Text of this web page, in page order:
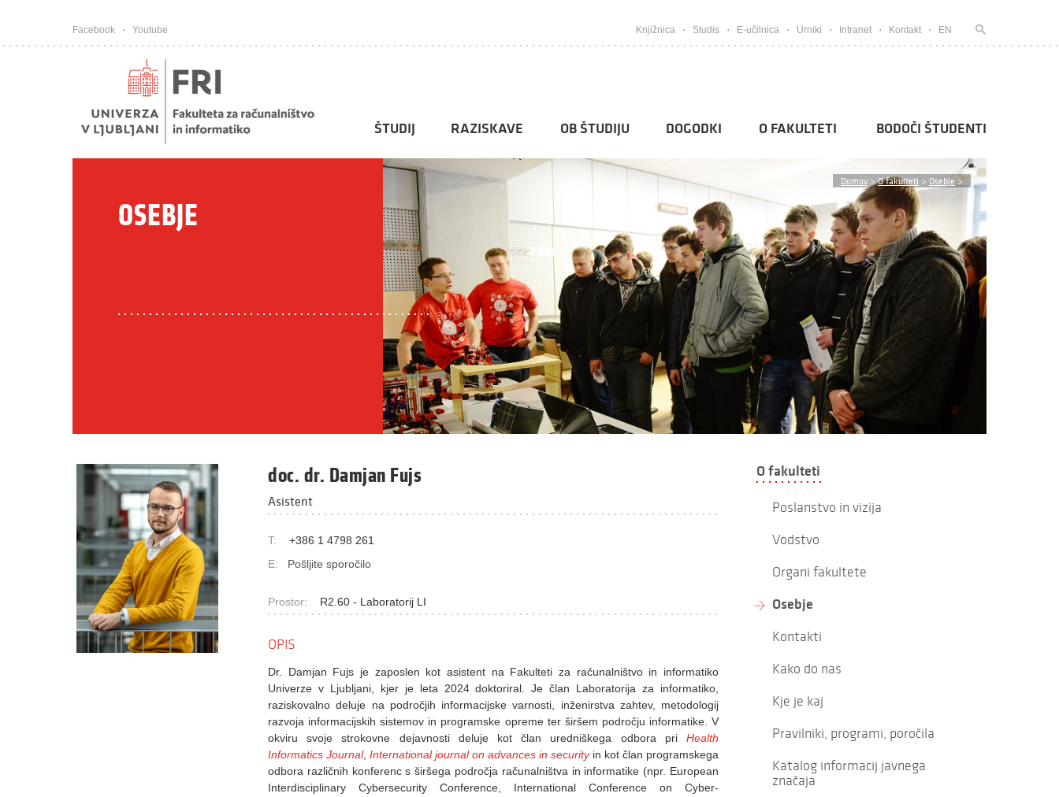
Facebook Youtube Knjižnica Studis E-učilnica Urniki Intranet Kontakt EN
ŠTUDIJ RAZISKAVE OB ŠTUDIJU DOGODKI O FAKULTETI BODOČI ŠTUDENTI
Domov > O fakulteti > Osebje >
OSEBJE
doc. dr. Damjan Fujs
Asistent
T:
+386 1 4798 261
E:
Pošljite sporočilo
Prostor: R2.60 - Laboratorij LI
OPIS
Dr. Damjan Fujs je zaposlen kot asistent na Fakulteti za računalništvo in informatiko
Univerze v Ljubljani, kjer je leta 2024 doktoriral. Je član Laboratorija za informatiko,
raziskovalno deluje na področjih informacijske varnosti, inženirstva zahtev, metodologij
razvoja informacijskih sistemov in programske opreme ter širšem področju informatike. V
okviru svoje strokovne dejavnosti deluje kot član uredniškega odbora pri Health
Informatics Journal, International journal on advances in securityin kot član programskega
odbora različnih konferenc s širšega področja računalništva in informatike (npr. European
Interdisciplinary Cybersecurity Conference, International Conference on Cyber-
O fakulteti
Poslanstvo in vizija
Vodstvo
Organi fakultete
Osebje
Kontakti
Kako do nas
Kje je kaj
Pravilniki, programi, poročila
Katalog informacij javnega
značaja